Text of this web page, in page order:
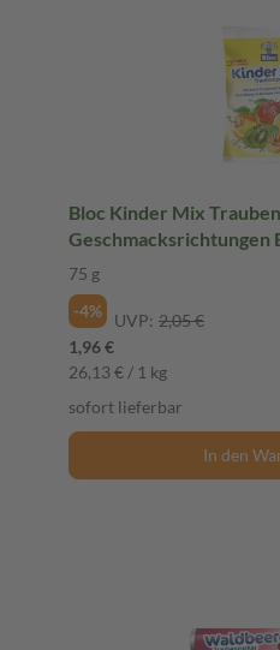
Bloc Kinder Mix
Geschmacksrichtungen
75 g
-4%
UVP: 2,05 €
1,96 €
26,13 € / 1 kg
sofort lieferbar
In den